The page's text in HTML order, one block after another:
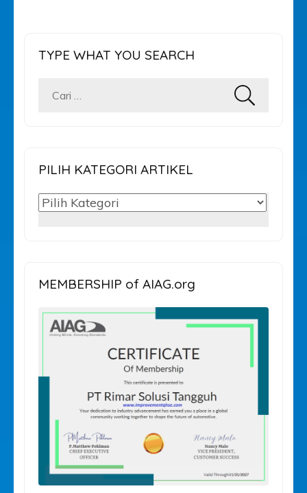
TYPE WHAT YOU SEARCH
Cari
PILIH KATEGORI ARTIKEL
PILIH
MEMBERSHIP of AIAG.org